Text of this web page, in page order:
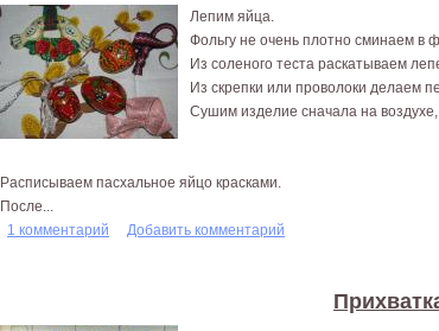
Лепим яйца.
Фольгу не очень плотно сминаем в
Из соленого теста раскатываем
Из скрепки или проволоки делаем
Сушим изделие сначала на
Расписываем пасхальное яйцо красками.
После...
1 комментарий
Добавить комментарий